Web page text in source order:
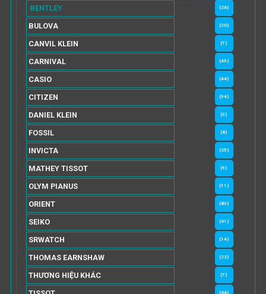
BENTLEY (26)
BULOVA (20)
CANVIL KLEIN (7)
CARNIVAL (45)
CASIO (44)
CITIZEN (94)
DANIEL KLEIN (3)
FOSSIL (8)
INVICTA (25)
MATHEY TISSOT (9)
OLYM PIANUS (11)
ORIENT (83)
SEIKO (61)
SRWATCH (14)
THOMAS EARNSHAW (22)
THƯƠNG HIỆU KHÁC (7)
(64)